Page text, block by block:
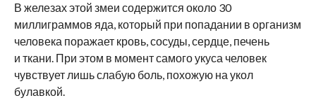
В железах этой змеи содержится около 30
миллиграммов яда, который при попадании в организм
человека поражает кровь, сосуды, сердце, печень
и ткани. При этом в момент самого укуса человек
чувствует лишь слабую боль, похожую на укол
булавкой.